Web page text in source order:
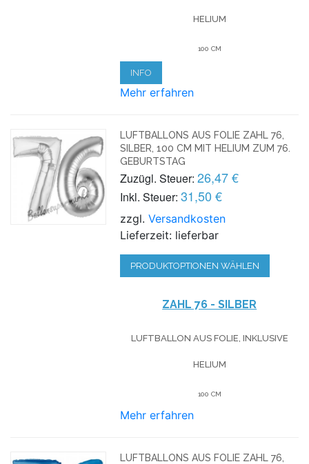
HELIUM
100 CM
INFO
Mehr erfahren
LUFTBALLONS AUS FOLIE ZAHL 76,
SILBER, 100 CM MIT HELIUM ZUM 76.
GEBURTSTAG
Zuzügl. Steuer: 26,47 €
Inkl. Steuer: 31,50 €
zzgl.Versandkosten
Lieferzeit: lieferbar
PRODUKTOPTIONEN WÄHLEN
ZAHL 76 - SILBER
LUFTBALLON AUS FOLIE, INKLUSIVE
HELIUM
100 CM
Mehr erfahren
LUFTBALLONS AUS FOLIE ZAHL 76,